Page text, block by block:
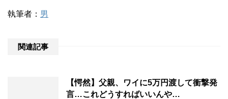
執筆者： 男
関連記事
【愕然】父親、ワイに5万円渡して衝撃発
言…これどうすればいいんや…